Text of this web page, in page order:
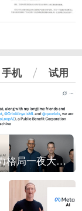
手机 试用
谷歌AI权力格局一夜大洗牌